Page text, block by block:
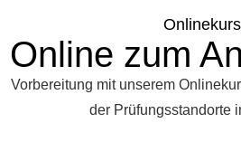
Onlinekurs
Online zum
Vorbereitung mit unserem
der Prüfungsstandorte